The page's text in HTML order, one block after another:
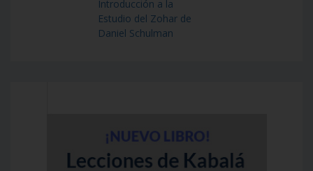
Introducción a la
Estudio del Zohar de
Daniel Schulman